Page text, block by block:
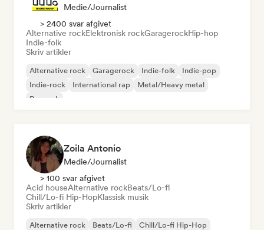
Medie/journalist
> 2400 svar afgivet
Alternative rockElektronisk rockGaragerockHip-hop
Indie-folk
Skriv artikler
Alternative rock Garagerock Indie-folk
Indie-pop
Indie-rock
International rap
Metal/Heavy metal
Poprock
Zoila Antonio
Medie/journalist
> 100 svar afgivet
Acid houseAlternative rockBeats/Lo-fi
Chill/Lo-fi Hip-HopKlassisk musik
Skriv artikler
Alternative rock Beats/Lo-fi
Chill/Lo-fi Hip-Hop